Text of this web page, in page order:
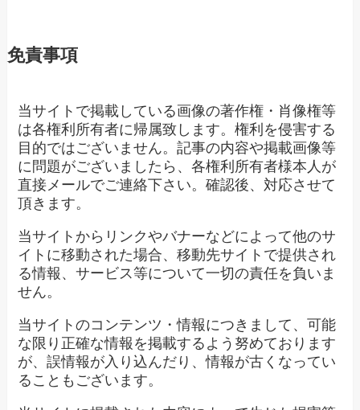
免責事項
当サイトで掲載している画像の著作権・肖像権等
は各権利所有者に帰属致します。権利を侵害する
目的ではございません。記事の内容や掲載画像等
に問題がございましたら、各権利所有者様本人が
直接メールでご連絡下さい。確認後、対応させて
頂きます。
当サイトからリンクやバナーなどによって他のサ
イトに移動された場合、移動先サイトで提供され
る情報、サービス等について一切の責任を負いま
せん。
当サイトのコンテンツ・情報につきまして、可能
な限り正確な情報を掲載するよう努めております
が、誤情報が入り込んだり、情報が古くなってい
ることもございます。